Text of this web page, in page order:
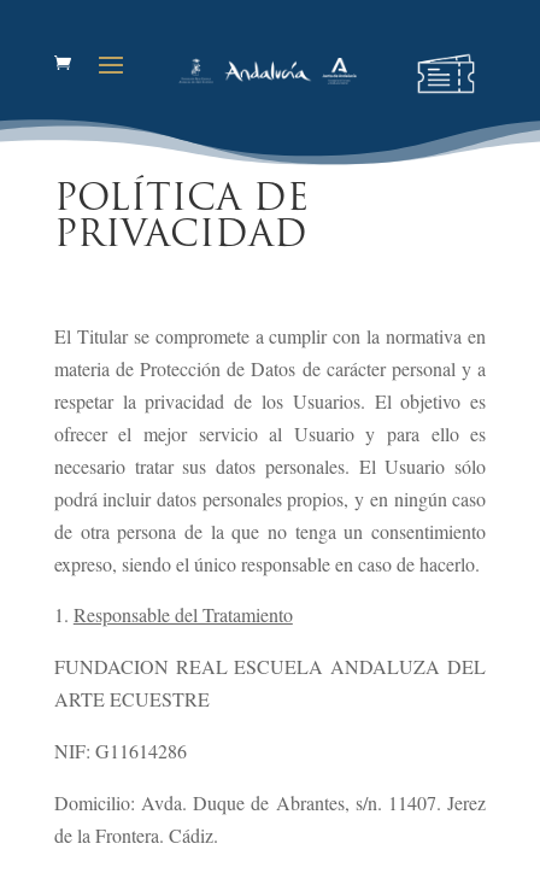
POLÍTICA DE
PRIVACIDAD
El Titular se compromete a cumplir con la normativa en
materia de Protección de Datos de carácter personal y a
respetar la privacidad de los Usuarios. El objetivo es
ofrecer el mejor servicio al Usuario y para ello es
necesario tratar sus datos personales. El Usuario sólo
podrá incluir datos personales propios, y en ningún caso
de otra persona de la que no tenga un consentimiento
expreso, siendo el único responsable en caso de hacerlo.
Responsable del Tratamiento
FUNDACION REAL ESCUELA ANDALUZA DEL
ARTE ECUESTRE
NIF: G11614286
Domicilio: Avda. Duque de Abrantes, s/n. 11407. Jerez
de la Frontera. Cádiz.